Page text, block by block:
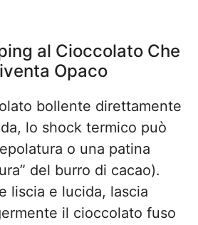
al Cioccolato Che
Opaco
bollente direttamente
lo shock termico può
o una patina
del burro di cacao).
liscia e lucida, lascia
il cioccolato fuso